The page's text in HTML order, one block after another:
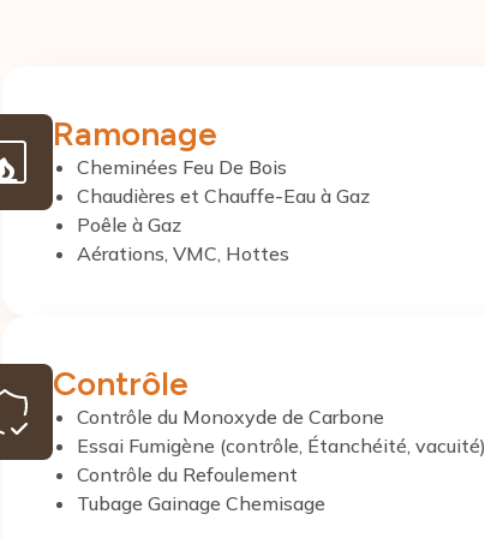
Ramonage
Cheminées Feu De Bois
Chaudières et Chauffe-Eau à Gaz
Poêle à Gaz
Aérations, VMC, Hottes
Contrôle
Contrôle du Monoxyde de Carbone
Essai Fumigène (contrôle, Étanchéité, vacuité)
Contrôle du Refoulement
Tubage Gainage Chemisage